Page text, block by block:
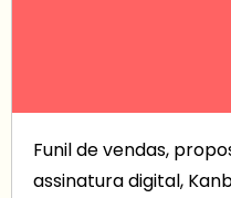
Funil de vendas,
assinatura digital,